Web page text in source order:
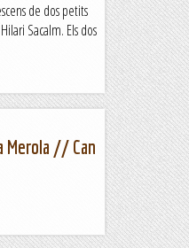
de dos petits
Sacalm. Els dos
Merola // Can